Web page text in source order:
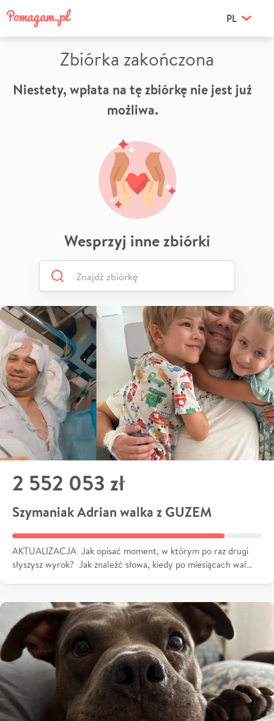
PL
Zbiórka zakończona
Niestety, wpłata na tę zbiórkę nie jest już
możliwa.
Wesprzyj inne zbiórki
2 552 053 zł
Szymaniak Adrian walka z GUZEM
AKTUALIZACJA Jak opisać moment, w którym po raz drugi
słyszysz wyrok? Jak znaleźć słowa, kiedy po miesiącach wal…